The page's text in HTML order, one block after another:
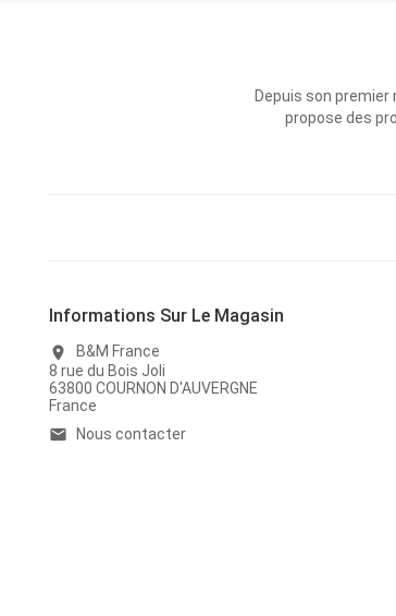
Depuis son
propose des
Informations Sur Le Magasin
location_on
B&M France
8 rue du Bois Joli
63800 COURNON D'AUVERGNE
France
email Nous contacter